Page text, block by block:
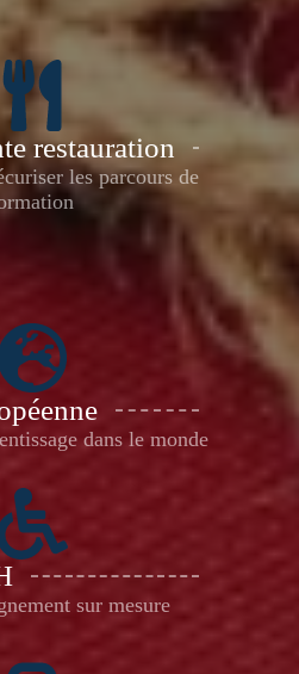
restauration
les parcours de
dans le monde
sur mesure